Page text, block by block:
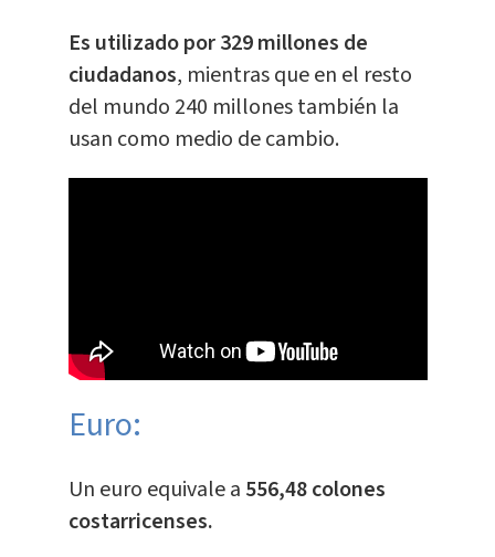
Es utilizado por 329 millones de
ciudadanos, mientras que en el resto
del mundo 240 millones también la
usan como medio de cambio.
Euro:
​Un euro equivale a 556,48 colones
costarricenses.